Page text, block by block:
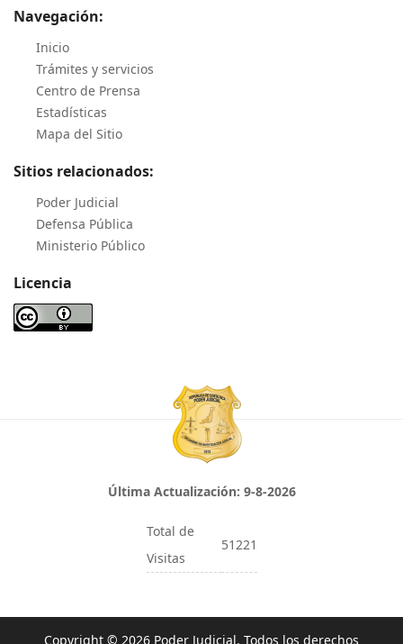
Navegación:
Inicio
Trámites y servicios
Centro de Prensa
Estadísticas
Mapa del Sitio
Sitios relacionados:
Poder Judicial
Defensa Pública
Ministerio Público
Licencia
Última Actualización: 9-8-2026
Total de
Visitas
51221
Copyright © 2026 Poder Judicial. Todos los derechos